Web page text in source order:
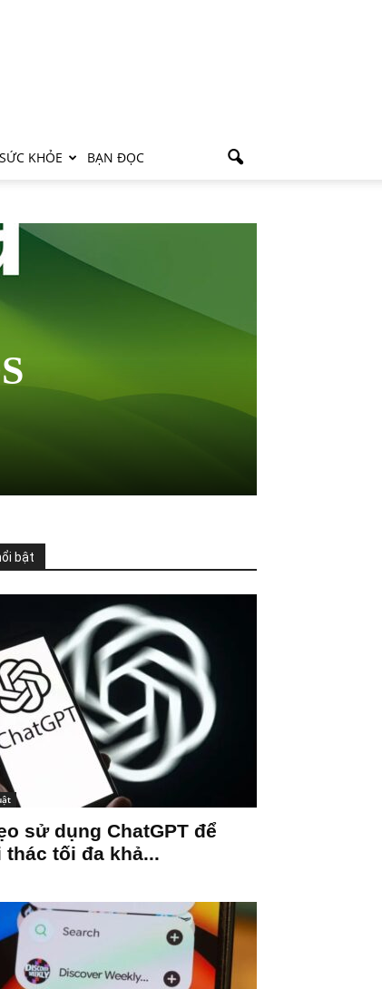
SỨC KHỎE BẠN ĐỌC
bật
sử dụng ChatGPT để
thác tối đa khả...